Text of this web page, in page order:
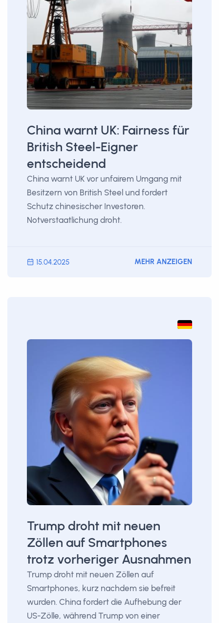
China warnt UK: Fairness für
British Steel-Eigner
entscheidend
China warnt UK vor unfairem Umgang mit
Besitzern von British Steel und fordert
Schutz chinesischer Investoren.
Notverstaatlichung droht.
15.04.2025 MEHR ANZEIGEN
Trump droht mit neuen
Zöllen auf Smartphones
trotz vorheriger Ausnahmen
Trump droht mit neuen Zöllen auf
Smartphones, kurz nachdem sie befreit
wurden. China fordert die Aufhebung der
US-Zölle, während Trump von einer